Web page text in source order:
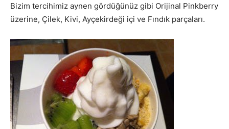
Bizim tercihimiz aynen gördüğünüz gibi Orijinal Pinkberry
üzerine, Çilek, Kivi, Ayçekirdeği içi ve Fındık parçaları.